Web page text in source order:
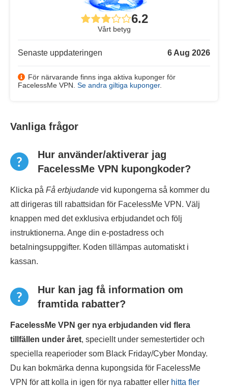
6.2
Vårt betyg
Senaste uppdateringen 6 Aug 2026
För närvarande finns inga aktiva kuponger för
FacelessMe VPN. Se andra giltiga kuponger.
Vanliga frågor
Hur använder/aktiverar jag
FacelessMe VPN kupongkoder?
Klicka på Få erbjudande vid kupongerna så kommer du
att dirigeras till rabattsidan för FacelessMe VPN. Välj
knappen med det exklusiva erbjudandet och följ
instruktionerna. Ange din e-postadress och
betalningsuppgifter. Koden tillämpas automatiskt i
kassan.
Hur kan jag få information om
framtida rabatter?
FacelessMe VPN ger nya erbjudanden vid flera
tillfällen under året, speciellt under semestertider och
speciella reaperioder som Black Friday/Cyber Monday.
Du kan bokmärka denna kupongsida för FacelessMe
VPN för att kolla in igen för nya rabatter eller hitta fler